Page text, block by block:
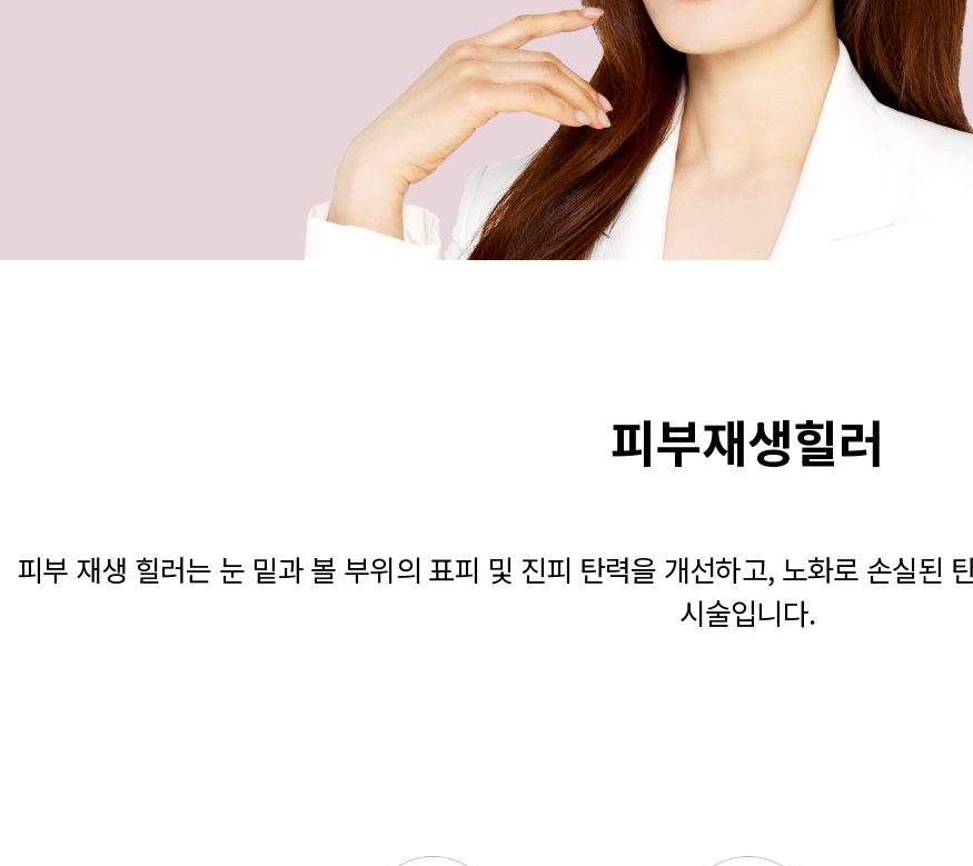
피부재생힐러
피부 재생 힐러는 눈 밑과 볼 부위의 표피 및 진피 탄력을 개선하고, 노화로 손실된
시술입니다.